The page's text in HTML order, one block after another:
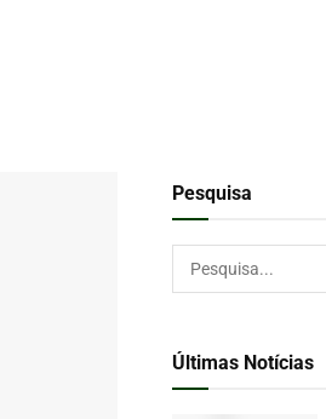
Pesquisa
Últimas Notícias